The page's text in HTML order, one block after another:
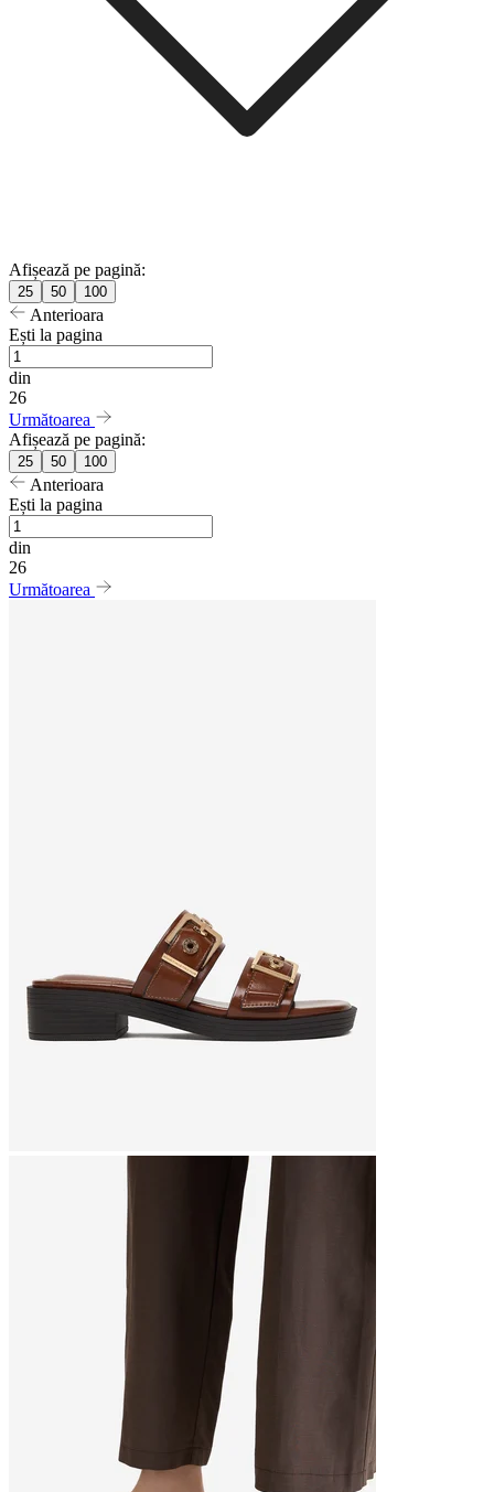
Afișează pe pagină:
25 50 100
Anterioara
Ești la pagina
din
26
Următoarea
Afișează pe pagină:
25 50 100
Anterioara
Ești la pagina
din
26
Următoarea